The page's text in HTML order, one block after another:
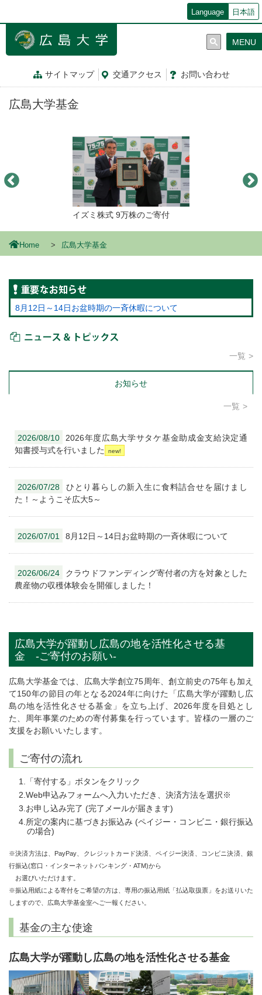
ン
Language 日本語
サイトマップ 交通アクセス お問い合わせ
MENU
広島大学基金
イズミ株式 9万株のご寄付
Home 広島大学基金
8月12日～14日お盆時期の一斉休暇について
一覧
お知らせ
一覧
2026/08/10
2026年度広島大学サタケ基金助成金支給決定通
知書授与式を行いました
2026/07/28
ひとり暮らしの新入生に食料詰合せを届けまし
た！～ようこそ広大5～
2026/07/01 8月12日～14日お盆時期の一斉休暇について
2026/06/24
クラウドファンディング寄付者の方を対象とした
農産物の収穫体験会を開催しました！
広島大学が躍動し広島の地を活性化させる基
金 -ご寄付のお願い-
広島大学基金では、広島大学創立75周年、創立前史の75年も加え
て150年の節目の年となる2024年に向けた「広島大学が躍動し広
島の地を活性化させる基金」を立ち上げ、2026年度を目処とし
た、周年事業のための寄付募集を行っています。皆様の一層のご
支援をお願いいたします。
ご寄付の流れ
「寄付する」ボタンをクリック
Web申込みフォームへ入力いただき、決済方法を選択※
お申し込み完了 (完了メールが届きます)
所定の案内に基づきお振込み (ペイジー・コンビニ・銀行振込
の場合)
※決済方法は、PayPay、クレジットカード決済、ペイジー決済、コンビニ決済、銀
行振込(窓口・インターネットバンキング・ATM)から
お選びいただけます。
※振込用紙による寄付をご希望の方は、専用の振込用紙「払込取扱票」をお送りいた
しますので、広島大学基金室へご一報ください。
基金の主な使途
広島大学が躍動し広島の地を活性化させる基金